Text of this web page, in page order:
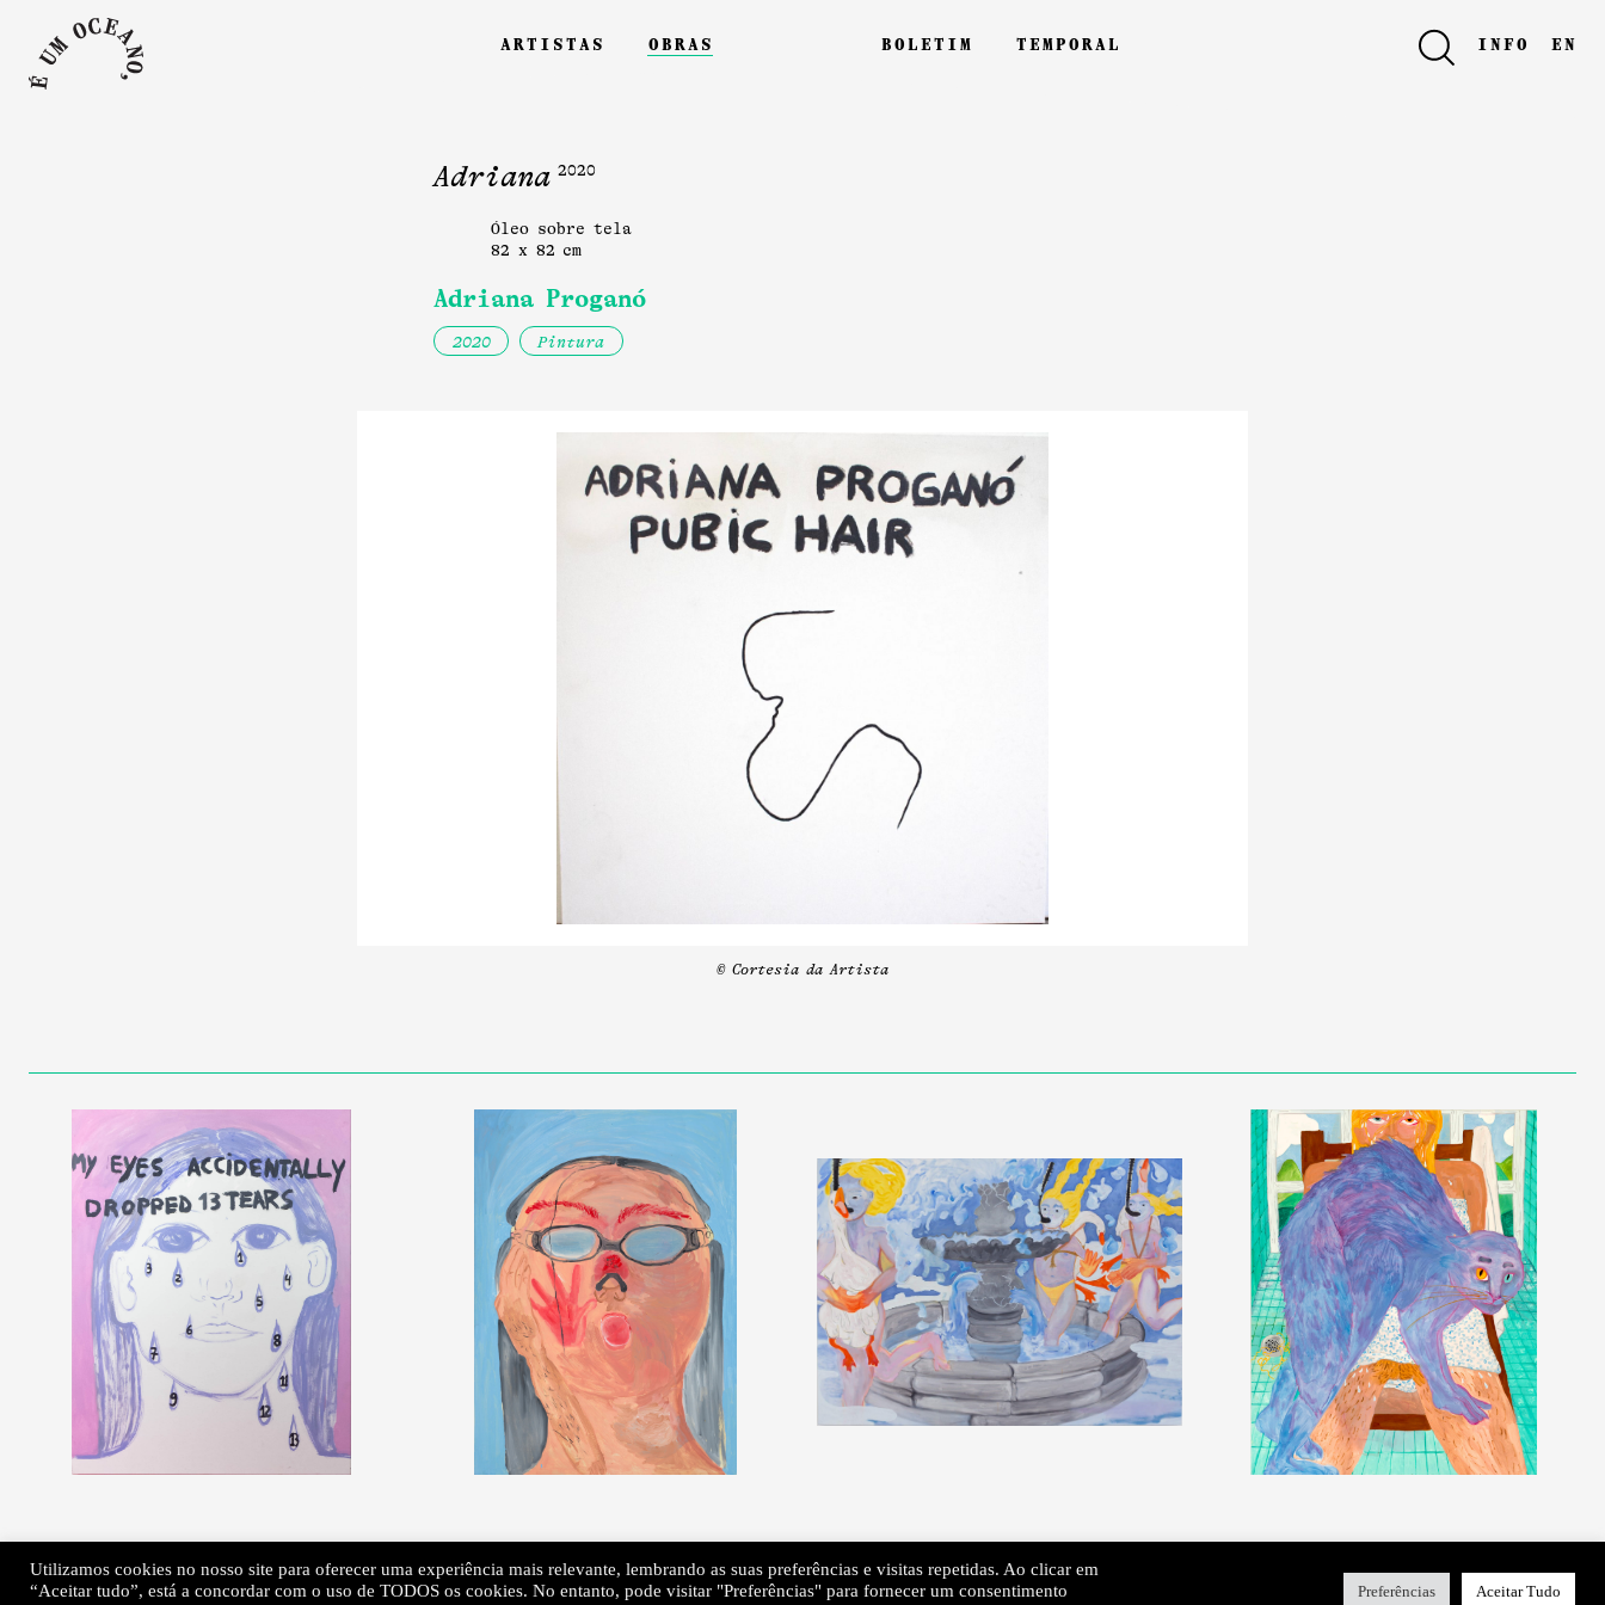
artistas obras boletim temporal info en
Adriana 2020
Óleo sobre tela
82 x 82 cm
Adriana Proganó
2020 Pintura
© Cortesia da Artista
Utilizamos cookies no nosso site para oferecer uma experiência mais relevante, lembrando as suas preferências e visitas repetidas. Ao clicar em
“Aceitar tudo”, está a concordar com o uso de TODOS os cookies. No entanto, pode visitar "Preferências" para fornecer um consentimento
Preferências Aceitar Tudo